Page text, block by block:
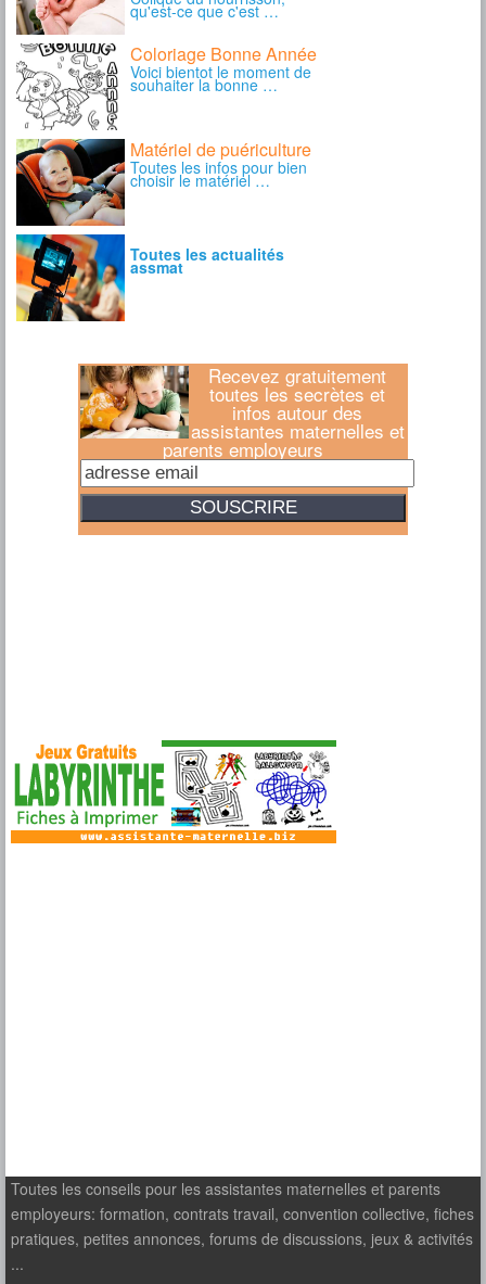
Recevez gratuitement
toutes les secrètes et
infos autour des
assistantes maternelles et
parents employeurs
Toutes les conseils pour les assistantes maternelles et parents
employeurs: formation, contrats travail, convention collective, fiches
pratiques, petites annonces, forums de discussions, jeux & activités
...